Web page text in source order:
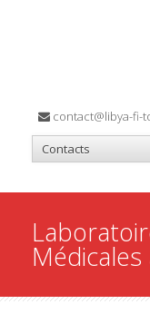
contact@libya-fi-